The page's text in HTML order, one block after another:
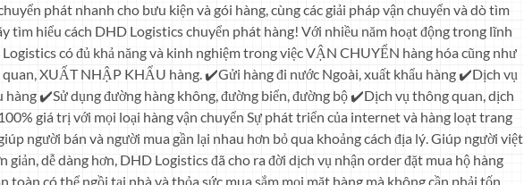
phát nhanh cho bưu kiện và gói hàng, cùng các giải pháp vận chuyển và dò tìm
tìm hiểu cách DHD Logistics chuyển phát hàng! Với nhiều năm hoạt động trong lĩnh
có đủ khả năng và kinh nghiệm trong việc VẬN CHUYỂN hàng hóa cũng như
quan, XUẤT NHẬP KHẨU hàng. ✔️Gửi hàng đi nước Ngoài, xuất khẩu hàng ✔️Dịch vụ
hàng ✔️Sử dụng đường hàng không, đường biển, đường bộ ✔️Dịch vụ thông quan, dịch
giá trị với mọi loại hàng vận chuyển Sự phát triển của internet và hàng loạt trang
người bán và người mua gần lại nhau hơn bỏ qua khoảng cách địa lý. Giúp người việt
giản, dễ dàng hơn, DHD Logistics đã cho ra đời dịch vụ nhận order đặt mua hộ hàng
toàn có thể ngồi tại nhà và thỏa sức mua sắm mọi mặt hàng mà không cần phải tốn